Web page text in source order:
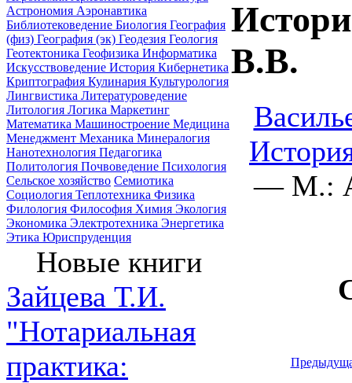
Астрономия Аэронавтика
Библиотековедение Биология География
(физ) География (эк) Геодезия Геология
Геотектоника Геофизика Информатика
Искусствоведение История Кибернетика
Криптография Кулинария Культурология
Лингвистика Литературоведение
Литология Логика Маркетинг
Математика Машиностроение Медицина
Менеджмент Механика Минералогия
Нанотехнология Педагогика
Политология Почвоведение Психология
Сельское хозяйство Семиотика
Социология Теплотехника Физика
Филология Философия Химия Экология
Экономика Электротехника Энергетика
Этика Юриспруденция
Новые книги
Зайцева Т.И.
"Нотариальная
практика:
B.B.
— М.: